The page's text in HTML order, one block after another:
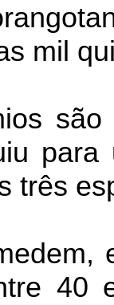
mil
para
três
40